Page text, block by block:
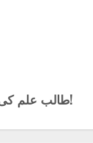
طالب علم کی ہلاکت اور پیغمبرانہ پیشے کا تقدس!